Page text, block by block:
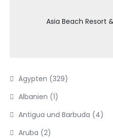
Asia Beach Resort
Ägypten (329)
Albanien (1)
Antigua und Barbuda (4)
Aruba (2)